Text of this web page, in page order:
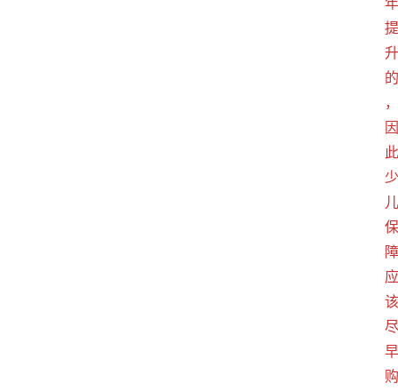
提
升
的
，
因
此
少
儿
保
障
应
该
尽
早
购